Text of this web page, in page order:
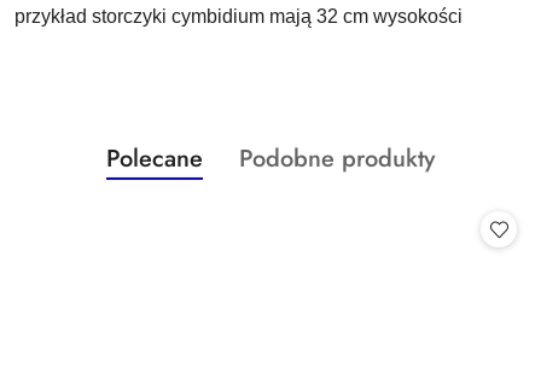
przykład storczyki cymbidium mają 32 cm wysokości
Pomiń karuzelę produktów
Produkty
o
Polecane
Produkty
Podobne produkty